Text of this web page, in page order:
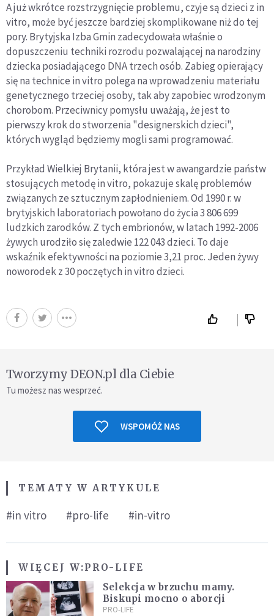
A już wkrótce rozstrzygnięcie problemu, czyje są dzieci z in
vitro, może być jeszcze bardziej skomplikowane niż do tej
pory. Brytyjska Izba Gmin zadecydowała właśnie o
dopuszczeniu techniki rozrodu pozwalającej na narodziny
dziecka posiadającego DNA trzech osób. Zabieg opierający
się na technice in vitro polega na wprowadzeniu materiału
genetycznego trzeciej osoby, tak aby zapobiec wrodzonym
chorobom. Przeciwnicy pomysłu uważają, że jest to
pierwszy krok do stworzenia "designerskich dzieci",
których wygląd będziemy mogli sami programować.
Przykład Wielkiej Brytanii, która jest w awangardzie państw
stosujących metodę in vitro, pokazuje skalę problemów
związanych ze sztucznym zapłodnieniem. Od 1990 r. w
brytyjskich laboratoriach powołano do życia 3 806 699
ludzkich zarodków. Z tych embrionów, w latach 1992-2006
żywych urodziło się zaledwie 122 043 dzieci. To daje
wskaźnik efektywności na poziomie 3,21 proc. Jeden żywy
noworodek z 30 poczętych in vitro dzieci.
Tworzymy DEON.pl dla Ciebie
Tu możesz nas wesprzeć.
WSPOMÓŻ NAS
TEMATY W ARTYKULE
#in vitro #pro-life #in-vitro
WIĘCEJ W:PRO-LIFE
Selekcja w brzuchu mamy.
Biskupi mocno o aborcji
PRO-LIFE